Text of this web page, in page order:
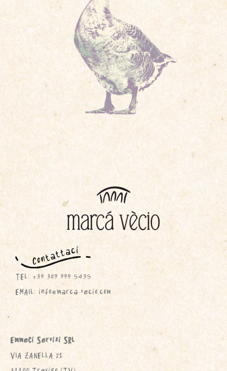
TEL: +39 389 999 5435
EMAIL: info@marca-vecio.com
EmmeCi Servizi SRL
VIA ZANELLA 21